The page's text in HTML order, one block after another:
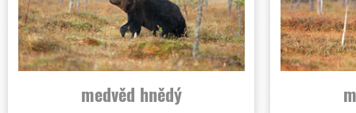
medvěd hnědý